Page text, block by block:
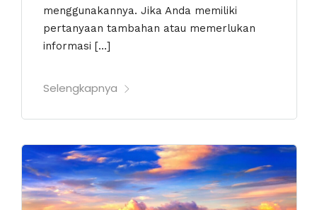
menggunakannya. Jika Anda memiliki
pertanyaan tambahan atau memerlukan
informasi […]
Selengkapnya